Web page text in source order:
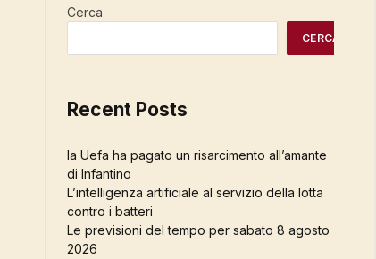
Cerca
CERCA
Recent Posts
la Uefa ha pagato un risarcimento all’amante
di Infantino
L’intelligenza artificiale al servizio della lotta
contro i batteri
Le previsioni del tempo per sabato 8 agosto
2026